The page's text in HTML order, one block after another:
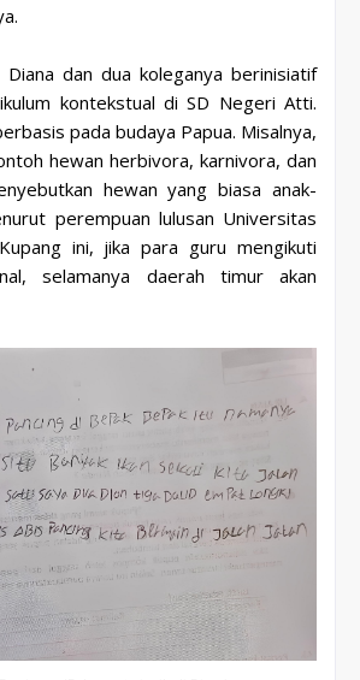
dan dua koleganya berinisiatif
kontekstual di SD Negeri Atti.
pada budaya Papua. Misalnya,
hewan herbivora, karnivora, dan
hewan yang biasa anak-
perempuan lulusan Universitas
ini, jika para guru mengikuti
selamanya daerah timur akan